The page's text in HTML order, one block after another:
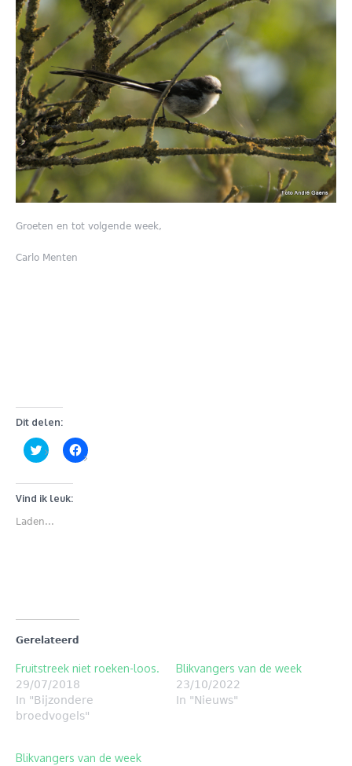
Groeten en tot volgende week,
Carlo Menten
Dit delen:
Klik
om
met
Twitter
in
een
Klik
om
Vind ik leuk:
Laden...
Gerelateerd
Fruitstreek niet roeken-loos.
29/07/2018
In "Bijzondere
broedvogels"
Blikvangers van de week
23/10/2022
In "Nieuws"
Blikvangers van de week